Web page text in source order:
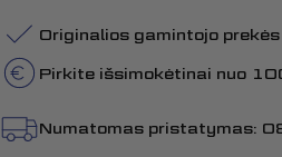
kaina
Originalios gamintojo prekės
Pirkite išsimokėtinai nuo
Numatomas pristatymas: